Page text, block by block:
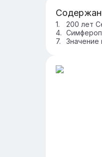
200 лет
Значение